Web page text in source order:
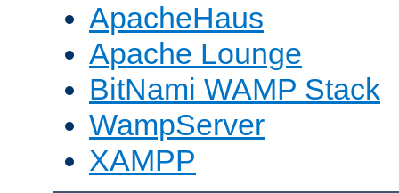
ApacheHaus
Apache Lounge
BitNami WAMP Stack
WampServer
XAMPP